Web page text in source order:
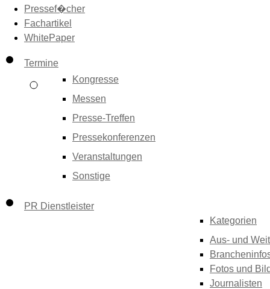
Pressef�cher
Fachartikel
WhitePaper
Termine
Kongresse
Messen
Presse-Treffen
Pressekonferenzen
Veranstaltungen
Sonstige
PR Dienstleister
Kategorien
Aus- und
Fotos und
Journalisten